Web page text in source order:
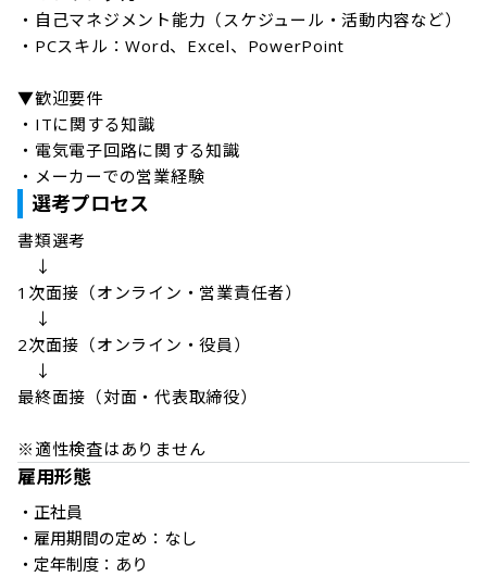
・自己マネジメント能力（スケジュール・活動内容など）
・PCスキル：Word、Excel、PowerPoint
▼歓迎要件
・ITに関する知識
・電気電子回路に関する知識
・メーカーでの営業経験
選考プロセス
書類選考
↓
1次面接（オンライン・営業責任者）
↓
2次面接（オンライン・役員）
↓
最終面接（対面・代表取締役）
※適性検査はありません
雇用形態
・正社員
・雇用期間の定め：なし
・定年制度：あり